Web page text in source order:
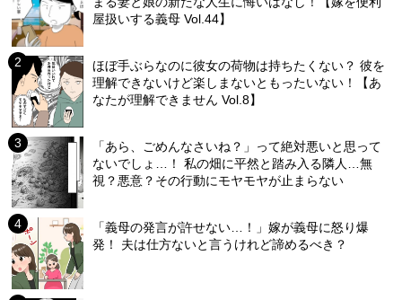
屋扱いする義母 Vol.44】
ほぼ手ぶらなのに彼女の荷物は持ちたくない？ 彼を
理解できないけど楽しまないともったいない！【あ
なたが理解できません Vol.8】
「あら、ごめんなさいね？」って絶対悪いと思って
ないでしょ…！ 私の畑に平然と踏み入る隣人…無
視？悪意？その行動にモヤモヤが止まらない
「義母の発言が許せない…！」嫁が義母に怒り爆
発！ 夫は仕方ないと言うけれど諦めるべき？